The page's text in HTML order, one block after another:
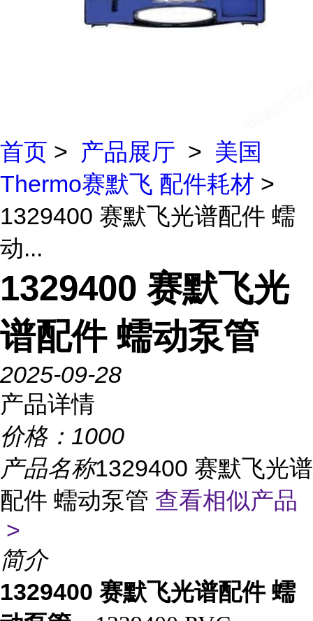
首页 > 产品展厅 > 美国
Thermo赛默飞 配件耗材 >
1329400 赛默飞光谱配件 蠕
动...
1329400 赛默飞光
谱配件 蠕动泵管
2025-09-28
产品详情
价格： 1000
产品名称1329400 赛默飞光谱
配件 蠕动泵管 查看相似产品
>
简介
1329400 赛默飞光谱配件 蠕